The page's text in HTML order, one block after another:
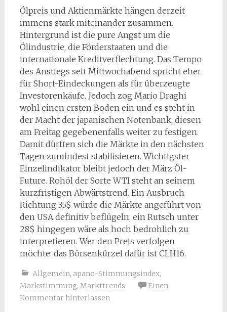
Ölpreis und Aktienmärkte hängen derzeit
immens stark miteinander zusammen.
Hintergrund ist die pure Angst um die
Ölindustrie, die Förderstaaten und die
internationale Kreditverflechtung. Das Tempo
des Anstiegs seit Mittwochabend spricht eher
für Short-Eindeckungen als für überzeugte
Investorenkäufe. Jedoch zog Mario Draghi
wohl einen ersten Boden ein und es steht in
der Macht der japanischen Notenbank, diesen
am Freitag gegebenenfalls weiter zu festigen.
Damit dürften sich die Märkte in den nächsten
Tagen zumindest stabilisieren. Wichtigster
Einzelindikator bleibt jedoch der März Öl-
Future. Rohöl der Sorte WTI steht an seinem
kurzfristigen Abwärtstrend. Ein Ausbruch
Richtung 35$ würde die Märkte angeführt von
den USA definitiv beflügeln, ein Rutsch unter
28$ hingegen wäre als hoch bedrohlich zu
interpretieren. Wer den Preis verfolgen
möchte: das Börsenkürzel dafür ist CLH16.
Allgemein, apano-Stimmungsindex,
Markstimmung, Markttrends
Einen
Kommentar hinterlassen